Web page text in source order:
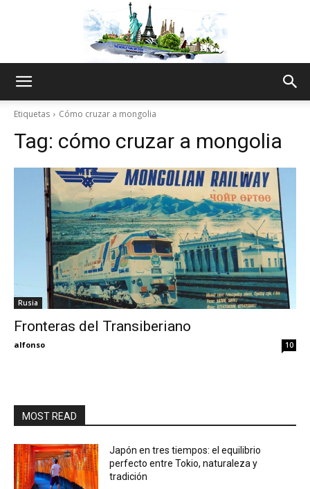
Thru
My
Etiquetas Cómo cruzar a mongolia
Tag: cómo cruzar a mongolia
Rusia
Fronteras del Transiberiano
alfonso 10
MOST READ
Japón en tres tiempos: el equilibrio
perfecto entre Tokio, naturaleza y
tradición